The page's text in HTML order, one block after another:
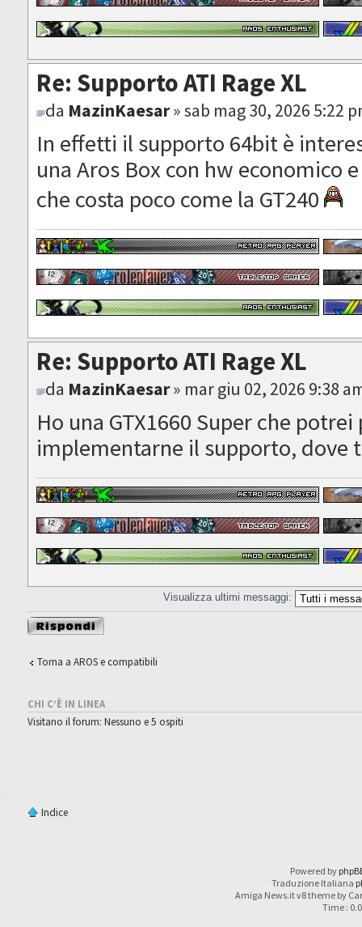
Re: Supporto ATI Rage XL
da MazinKaesar» sab mag 30, 2026 5:22
In effetti il supporto 64bit è
una Aros Box con hw economico
che costa poco come la GT240
Re: Supporto ATI Rage XL
da MazinKaesar» mar giu 02, 2026 9:38
Ho una GTX1660 Super che
implementarne il supporto, dove
Visualizza ultimi messaggi:
Rispondi al
messaggio
Torna a AROS e compatibili
CHI C’È IN LINEA
Visitano il forum: Nessuno e 5 ospiti
Indice
Powered by
Traduzione Italiana
Amiga News.it v8 theme by
Time :